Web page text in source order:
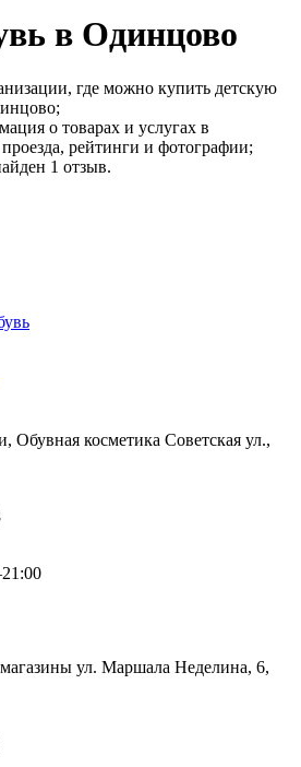
в Одинцово
где можно купить детскую
о товарах и услугах в
рейтинги и фотографии;
1 отзыв.
Обувная косметика Советская ул.,
ул. Маршала Неделина, 6,